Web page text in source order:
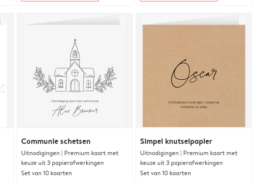
Communie schetsen
Uitnodigingen | Premium kaart met
keuze uit 3 papierafwerkingen
Set van 10 kaarten
Simpel knutselpapier
Uitnodigingen | Premium kaart met
keuze uit 3 papierafwerkingen
Set van 10 kaarten